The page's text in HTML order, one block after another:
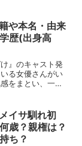
か。映画『栄光
...
や本名・由来
歴(出身高
』のキャスト発
る女優さんがい
をまとい、一度
いる皆さんのた
イサ馴れ初
歳？親権は？
ち？